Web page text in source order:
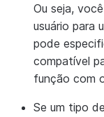
Ou seja,
usuário para
pode
compatível
função com
Se um tipo